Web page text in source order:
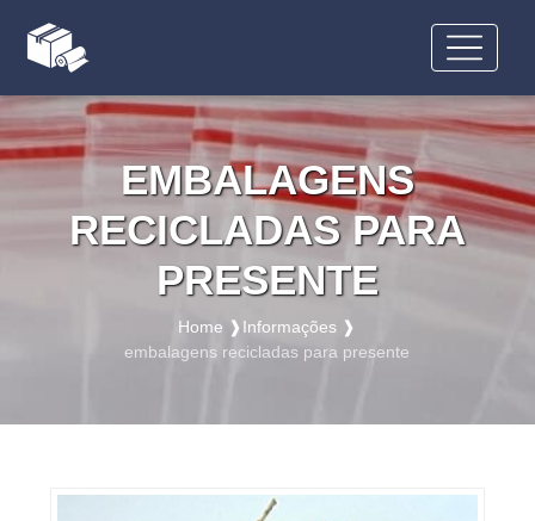
EMBALAGENS
RECICLADAS PARA
PRESENTE
Home ❱ Informações ❱
embalagens recicladas para presente